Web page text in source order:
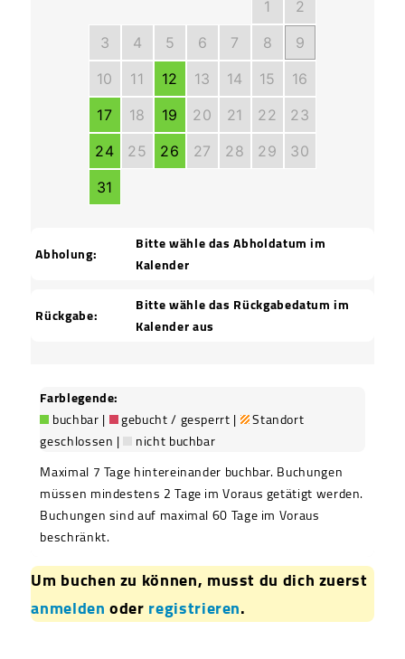
1
2
3
4 5 6 7 8
9
10
11 12 13 14 15
16
17
18 19 20 21 22
23
24
25 26 27 28 29
30
31
Abholung:
Bitte wähle das Abholdatum im
Kalender
Rückgabe:
Bitte wähle das Rückgabedatum im
Kalender aus
Farblegende:
buchbar | gebucht / gesperrt | Standort
geschlossen |
nicht buchbar
Maximal 7 Tage hintereinander buchbar. Buchungen
müssen mindestens 2 Tage im Voraus getätigt werden.
Buchungen sind auf maximal 60 Tage im Voraus
beschränkt.
Um buchen zu können, musst du dich zuerst
anmeldenoderregistrieren.